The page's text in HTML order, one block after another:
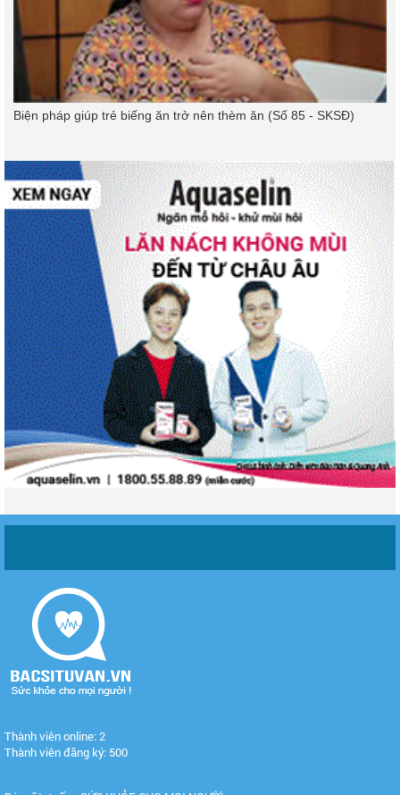
Biện pháp giúp trẻ biếng ăn trở nên thèm ăn (Số 85 - SKSĐ)
Thành viên online: 2
Thành viên đăng ký: 500